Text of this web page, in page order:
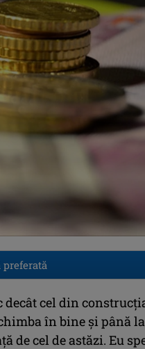
preferată
decât cel din
în bine şi până la
de cel de astăzi. Eu